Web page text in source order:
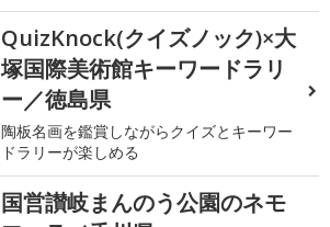
QuizKnock(クイズノック)×大
塚国際美術館キーワードラリ
ー／徳島県
陶板名画を鑑賞しながらクイズとキーワー
ドラリーが楽しめる
国営讃岐まんのう公園のネモ